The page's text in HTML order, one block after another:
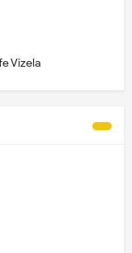
Vizela